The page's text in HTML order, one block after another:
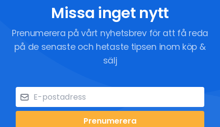
Missa inget nytt
Prenumerera på vårt nyhetsbrev för att få reda
på de senaste och hetaste tipsen inom köp &
sälj
Prenumerera